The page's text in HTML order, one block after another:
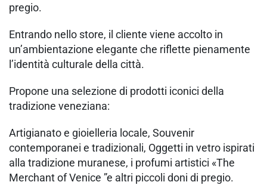
pregio.
Entrando nello store, il cliente viene accolto in
un’ambientazione elegante che riflette pienamente
l’identità culturale della città.
Propone una selezione di prodotti iconici della
tradizione veneziana:
Artigianato e gioielleria locale, Souvenir
contemporanei e tradizionali, Oggetti in vetro ispirati
alla tradizione muranese, i profumi artistici «The
Merchant of Venice ”e altri piccoli doni di pregio.